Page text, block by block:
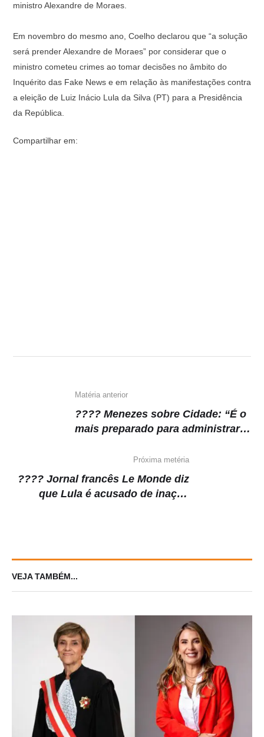
ministro Alexandre de Moraes.
Em novembro do mesmo ano, Coelho declarou que “a solução
será prender Alexandre de Moraes” por considerar que o
ministro cometeu crimes ao tomar decisões no âmbito do
Inquérito das Fake News e em relação às manifestações contra
a eleição de Luiz Inácio Lula da Silva (PT) para a Presidência
da República.
Compartilhar em:
Matéria anterior
???? Menezes sobre Cidade: “É o
mais preparado para administrar
Próxima metéria
???? Jornal francês Le Monde diz
que Lula é acusado de inação
VEJA TAMBÉM...